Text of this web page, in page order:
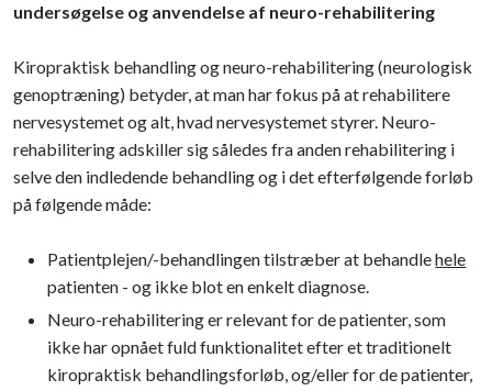
undersøgelse og anvendelse af neuro-rehabilitering
Kiropraktisk behandling og neuro-rehabilitering (neurologisk
genoptræning) betyder, at man har fokus på at rehabilitere
nervesystemet og alt, hvad nervesystemet styrer. Neuro-
rehabilitering adskiller sig således fra anden rehabilitering i
selve den indledende behandling og i det efterfølgende forløb
på følgende måde:
​Patientplejen/-behandlingen tilstræber at behandlehele
patienten - og ikke blot en enkelt diagnose.
​Neuro-rehabilitering er relevant for de patienter, som
ikke har opnået fuld funktionalitet efter et traditionelt
kiropraktisk behandlingsforløb, og/eller for de patienter,